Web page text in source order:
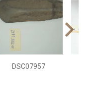
DSC07957